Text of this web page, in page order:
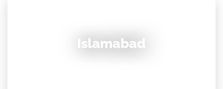
Islamabad